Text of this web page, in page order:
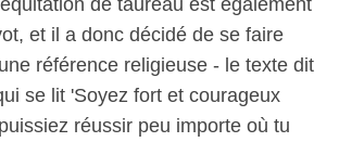
de taureau est également
et il a donc décidé de se faire
référence religieuse - le texte dit
se lit 'Soyez fort et courageux
réussir peu importe où tu